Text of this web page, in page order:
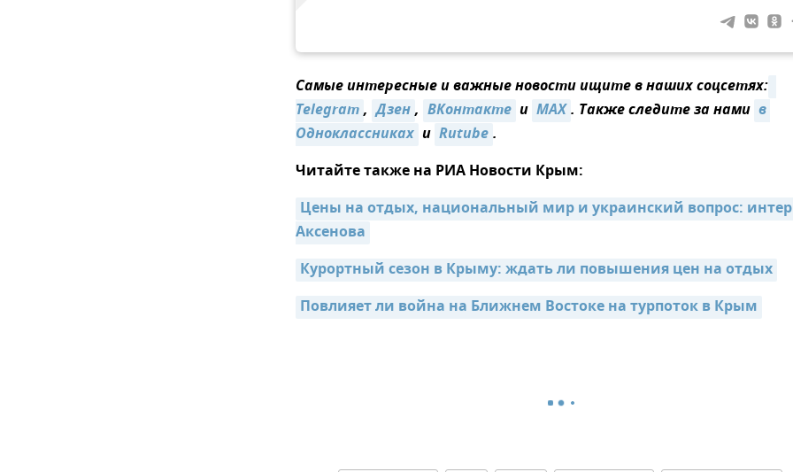
Самые интересные и важные новости ищите в наших соцсетях:
Telegram, Дзен, ВКонтакте и MAX. Также следите за нами в
Одноклассниках и Rutube.
Читайте также на РИА Новости Крым:
Цены на отдых, национальный мир и украинский вопрос:
Аксенова
Курортный сезон в Крыму: ждать ли повышения цен на отдых
Повлияет ли война на Ближнем Востоке на турпоток в Крым